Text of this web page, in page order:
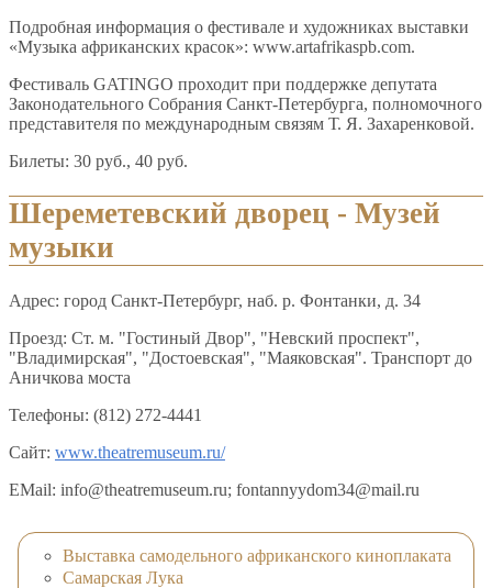
Подробная информация о фестивале и художниках выставки
«Музыка африканских красок»: www.artafrikaspb.com.
Фестиваль GATINGO проходит при поддержке депутата
Законодательного Собрания Санкт-Петербурга, полномочного
представителя по международным связям Т. Я. Захаренковой.
Билеты: 30 руб., 40 руб.
Шереметевский дворец - Музей
музыки
Адрес: город Санкт-Петербург, наб. р. Фонтанки, д. 34
Проезд: Ст. м. "Гостиный Двор", "Невский проспект",
"Владимирская", "Достоевская", "Маяковская". Транспорт до
Аничкова моста
Телефоны: (812) 272-4441
Сайт: www.theatremuseum.ru/
EMail: info@theatremuseum.ru; fontannyydom34@mail.ru
Выставка самодельного африканского киноплаката
Самарская Лука